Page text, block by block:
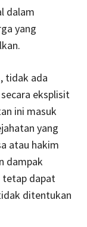
dalam
yang
tidak ada
eksplisit
ini masuk
yang
atau hakim
dampak
tetap dapat
ditentukan